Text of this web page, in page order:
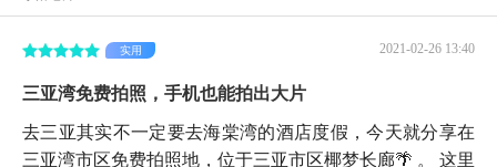
2021-02-26 13:40
实用
三亚湾免费拍照，手机也能拍出大片
去三亚其实不一定要去海棠湾的酒店度假，今天就分享在
三亚湾市区免费拍照地，位于三亚市区椰梦长廊🌴 ​。 这里